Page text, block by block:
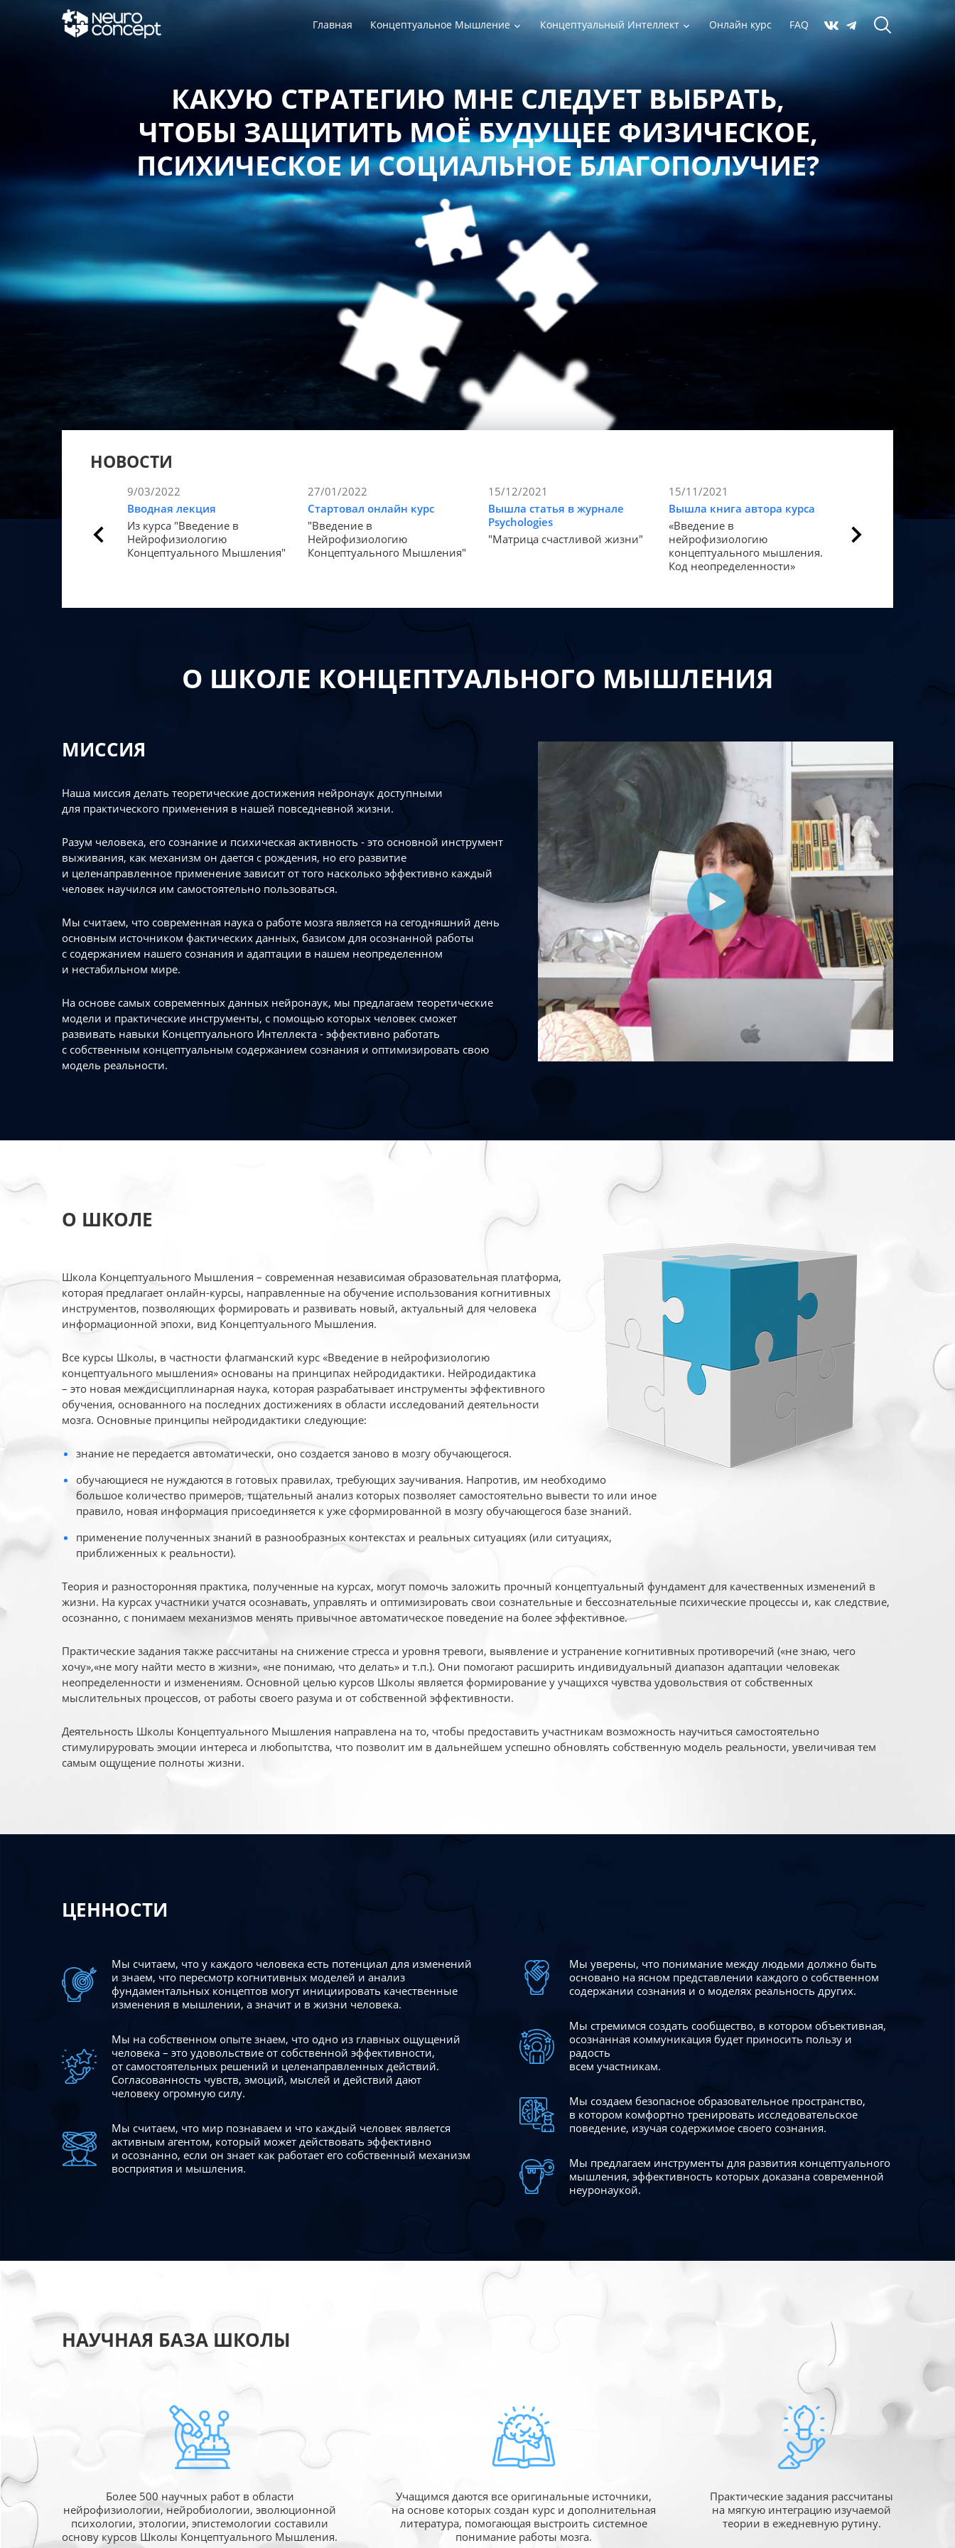
Главная Концептуальное Мышление Концептуальный Интеллект Онлайн курс FAQ
КАКУЮ СТРАТЕГИЮ МНЕ СЛЕДУЕТ ВЫБРАТЬ,
ЧТОБЫ ЗАЩИТИТЬ МОЁ БУДУЩЕЕ ФИЗИЧЕСКОЕ,
ПСИХИЧЕСКОЕ И СОЦИАЛЬНОЕ БЛАГОПОЛУЧИЕ?
НОВОСТИ
9/03/2022
Вводная лекция
Из курса "Введение в
Нейрофизиологию
Концептуального Мышления"
27/01/2022
Стартовал онлайн курс
"Введение в
Нейрофизиологию
Концептуального Мышления"
15/12/2021
Вышла статья в журнале
Psychologies
"Матрица счастливой жизни"
15/11/2021
Вышла книга автора курса
«Введение в
нейрофизиологию
концептуального мышления.
Код неопределенности»
Статья в Forbes
Как мозг
«счастье».
О ШКОЛЕ КОНЦЕПТУАЛЬНОГО МЫШЛЕНИЯ
МИССИЯ
Наша миссия делать теоретические достижения нейронаук доступными
для практического применения в нашей повседневной жизни.
Разум человека, его сознание и психическая активность - это основной инструмент
выживания, как механизм он дается с рождения, но его развитие
и целенаправленное применение зависит от того насколько эффективно каждый
человек научился им самостоятельно пользоваться.
Мы считаем, что современная наука о работе мозга является на сегодняшний день
основным источником фактических данных, базисом для осознанной работы
с содержанием нашего сознания и адаптации в нашем неопределенном
и нестабильном мире.
На основе самых современных данных нейронаук, мы предлагаем теоретические
модели и практические инструменты, с помощью которых человек сможет
развивать навыки Концептуального Интеллекта - эффективно работать
с собственным концептуальным содержанием сознания и оптимизировать свою
модель реальности.
О ШКОЛЕ
Школа Концептуального Мышления – современная независимая образовательная платформа,
которая предлагает онлайн-курсы, направленные на обучение использования когнитивных
инструментов, позволяющих формировать и развивать новый, актуальный для человека
информационной эпохи, вид Концептуального Мышления.
Все курсы Школы, в частности флагманский курс «Введение в нейрофизиологию
концептуального мышления» основаны на принципах нейродидактики. Нейродидактика
– это новая междисциплинарная наука, которая разрабатывает инструменты эффективного
обучения, основанного на последних достижениях в области исследований деятельности
мозга. Основные принципы нейродидактики следующие:
знание не передается автоматически, оно создается заново в мозгу обучающегося.
обучающиеся не нуждаются в готовых правилах, требующих заучивания. Напротив, им необходимо
большое количество примеров, тщательный анализ которых позволяет самостоятельно вывести то или иное
правило, новая информация присоединяется к уже сформированной в мозгу обучающегося базе знаний.
применение полученных знаний в разнообразных контекстах и реальных ситуациях (или ситуациях,
приближенных к реальности).
Теория и разносторонняя практика, полученные на курсах, могут помочь заложить прочный концептуальный фундамент для качественных изменений в
жизни. На курсах участники учатся осознавать, управлять и оптимизировать свои сознательные и бессознательные психические процессы и, как следствие,
осознанно, с понимаем механизмов менять привычное автоматическое поведение на более эффективное.
Практические задания также рассчитаны на снижение стресса и уровня тревоги, выявление и устранение когнитивных противоречий («не знаю, чего
хочу»,«не могу найти место в жизни», «не понимаю, что делать» и т.п.). Они помогают расширить индивидуальный диапазон адаптации человекак
неопределенности и изменениям. Основной целью курсов Школы является формирование у учащихся чувства удовольствия от собственных
мыслительных процессов, от работы своего разума и от собственной эффективности.
Деятельность Школы Концептуального Мышления направлена на то, чтобы предоставить участникам возможность научиться самостоятельно
стимулируровать эмоции интереса и любопытства, что позволит им в дальнейшем успешно обновлять собственную модель реальности, увеличивая тем
самым ощущение полноты жизни.
ЦЕННОСТИ
Мы считаем, что у каждого человека есть потенциал для изменений
и знаем, что пересмотр когнитивных моделей и анализ
фундаментальных концептов могут инициировать качественные
изменения в мышлении, а значит и в жизни человека.
Мы на собственном опыте знаем, что одно из главных ощущений
человека – это удовольствие от собственной эффективности,
от самостоятельных решений и целенаправленных действий.
Согласованность чувств, эмоций, мыслей и действий дают
человеку огромную силу.
Мы считаем, что мир познаваем и что каждый человек является
активным агентом, который может действовать эффективно
и осознанно, если он знает как работает его собственный механизм
восприятия и мышления.
Мы уверены, что понимание между людьми должно быть
основано на ясном представлении каждого о собственном
содержании сознания и о моделях реальность других.
Мы стремимся создать сообщество, в котором объективная,
осознанная коммуникация будет приносить пользу и
радость
всем участникам.
Мы создаем безопасное образовательное пространство,
в котором комфортно тренировать исследовательское
поведение, изучая содержимое своего сознания.
Мы предлагаем инструменты для развития концептуального
мышления, эффективность которых доказана современной
неуронаукой.
НАУЧНАЯ БАЗА ШКОЛЫ
Более 500 научных работ в области
нейрофизиологии, нейробиологии, эволюционной
психологии, этологии, эпистемологии составили
основу курсов Школы Концептуального Мышления.
Учащимся даются все оригинальные источники,
на основе которых создан курс и дополнительная
литература, помогающая выстроить системное
понимание работы мозга.
Практические задания рассчитаны
на мягкую интеграцию изучаемой
теории в ежедневную рутину.